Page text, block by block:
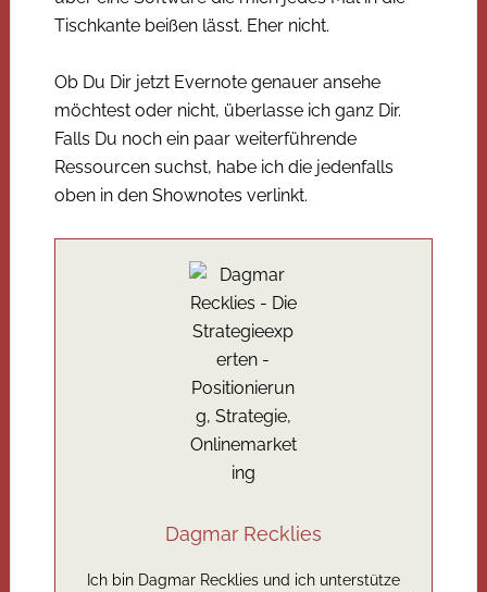
Tischkante beißen lässt. Eher nicht.
Ob Du Dir jetzt Evernote genauer ansehe
möchtest oder nicht, überlasse ich ganz Dir.
Falls Du noch ein paar weiterführende
Ressourcen suchst, habe ich die jedenfalls
oben in den Shownotes verlinkt.
Dagmar Recklies
Ich bin Dagmar Recklies und ich unterstütze